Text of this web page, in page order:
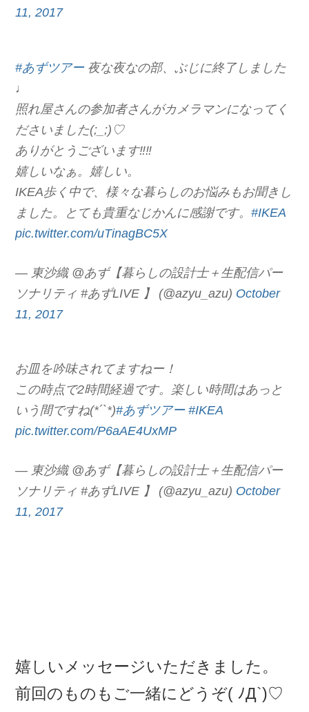
11, 2017
#あずツアー夜な夜なの部、ぶじに終了しました
♩
照れ屋さんの参加者さんがカメラマンになってく
ださいました(;_;)♡
ありがとうございます‼︎‼︎
嬉しいなぁ。嬉しい。
IKEA歩く中で、様々な暮らしのお悩みもお聞きし
ました。とても貴重なじかんに感謝です。#IKEA
pic.twitter.com/uTinagBC5X
— 東沙織 @あず【暮らしの設計士＋生配信パー
ソナリティ #あずLIVE 】 (@azyu_azu) October
11, 2017
お皿を吟味されてますねー！
この時点で2時間経過です。楽しい時間はあっと
いう間ですね(*´`*)#あずツアー #IKEA
pic.twitter.com/P6aAE4UxMP
— 東沙織 @あず【暮らしの設計士＋生配信パー
ソナリティ #あずLIVE 】 (@azyu_azu) October
11, 2017
嬉しいメッセージいただきました。
前回のものもご一緒にどうぞ( ﾉД`)♡